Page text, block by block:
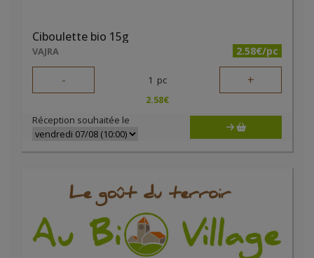
Ciboulette bio 15g
VAJRA 2.58€/pc
- 1 pc +
2.58€
Réception souhaitée le